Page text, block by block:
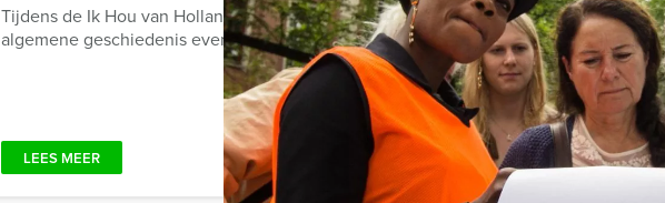
Tijdens de Ik Hou van Holland Quiz van Holland Tour Guides in Den Haag wordt uw
algemene geschiedenis even op de proef gesteld. En de ...
LEES MEER